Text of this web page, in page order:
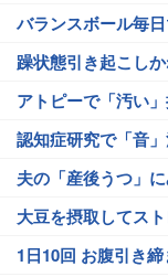
バランスボール毎
躁状態引き起こし
アトピーで「汚い
認知症研究で「音
夫の「産後うつ」
大豆を摂取してス
1日10回 お腹引き